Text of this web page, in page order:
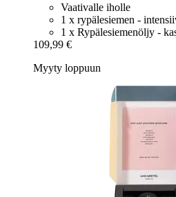
Vaativalle iholle
1 x rypälesiemen -
1 x Rypälesiemenöljy -
109,99 €
Myyty loppuun